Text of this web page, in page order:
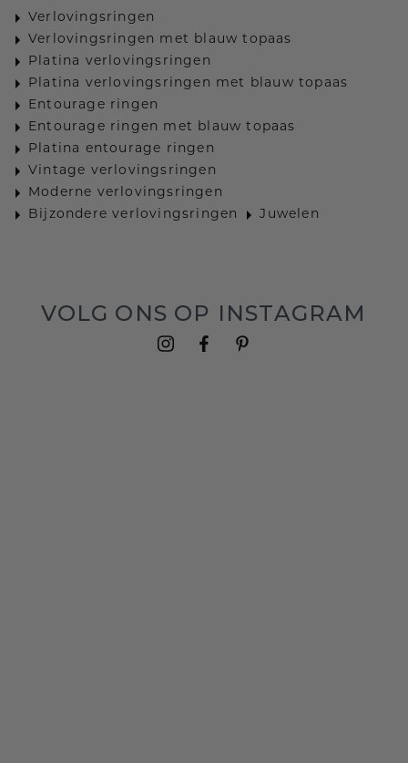
Verlovingsringen
Verlovingsringen met blauw topaas
Platina verlovingsringen
Platina verlovingsringen met blauw topaas
Entourage ringen
Entourage ringen met blauw topaas
Platina entourage ringen
Vintage verlovingsringen
Moderne verlovingsringen
Bijzondere verlovingsringen
Juwelen
VOLG ONS OP INSTAGRAM